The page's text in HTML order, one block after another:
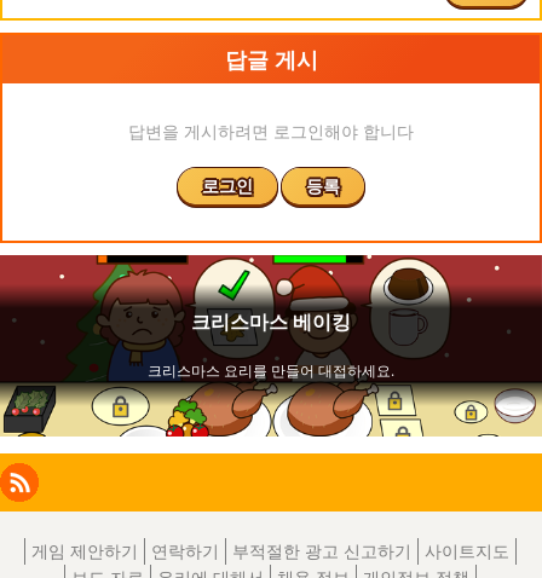
답글 게시
답변을 게시하려면 로그인해야 합니다
로그인 등록
Facebook
Instagram
X
LinkedIn
RSS
게임 제안하기 연락하기 부적절한 광고 신고하기
사이트지도